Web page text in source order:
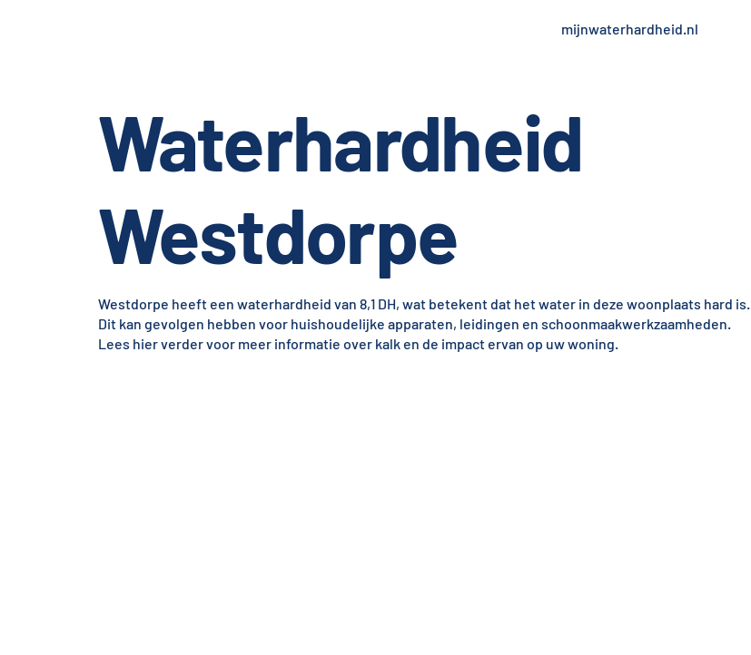
mijnwaterhardheid.nl
Waterhardheid
Westdorpe
Westdorpe heeft een waterhardheid van 8,1 DH, wat betekent dat het water in deze woonplaats hard is.
Dit kan gevolgen hebben voor huishoudelijke apparaten, leidingen en schoonmaakwerkzaamheden.
Lees hier verder voor meer informatie over kalk en de impact ervan op uw woning.